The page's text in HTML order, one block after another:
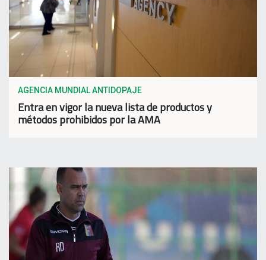
AGENCIA MUNDIAL ANTIDOPAJE
Entra en vigor la nueva lista de productos y
métodos prohibidos por la AMA